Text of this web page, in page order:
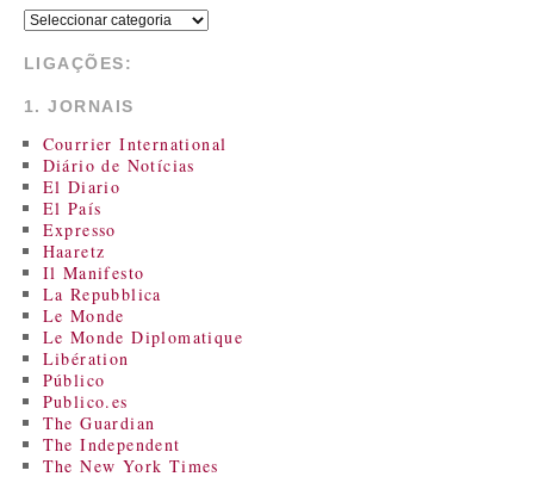
LIGAÇÕES:
1. JORNAIS
Courrier International
Diário de Notícias
El Diario
El País
Expresso
Haaretz
Il Manifesto
La Repubblica
Le Monde
Le Monde Diplomatique
Libération
Público
Publico.es
The Guardian
The Independent
The New York Times